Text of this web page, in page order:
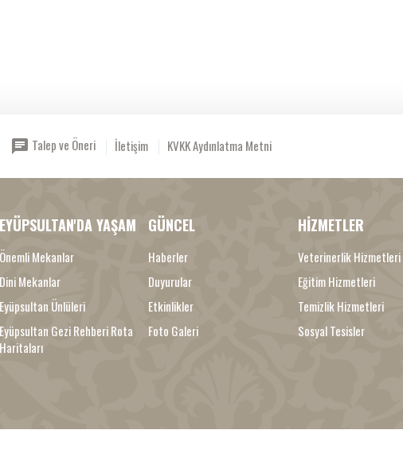
Talep ve Öneri İletişim KVKK Aydınlatma Metni
EYÜPSULTAN'DA YAŞAM
Önemli Mekanlar
Dini Mekanlar
Eyüpsultan Ünlüleri
Eyüpsultan Gezi Rehberi Rota
Haritaları
GÜNCEL
Haberler
Duyurular
Etkinlikler
Foto Galeri
HİZMETLER
Veterinerlik Hizmetleri
Eğitim Hizmetleri
Temizlik Hizmetleri
Sosyal Tesisler